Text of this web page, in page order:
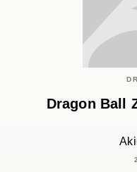
Dragon Ball